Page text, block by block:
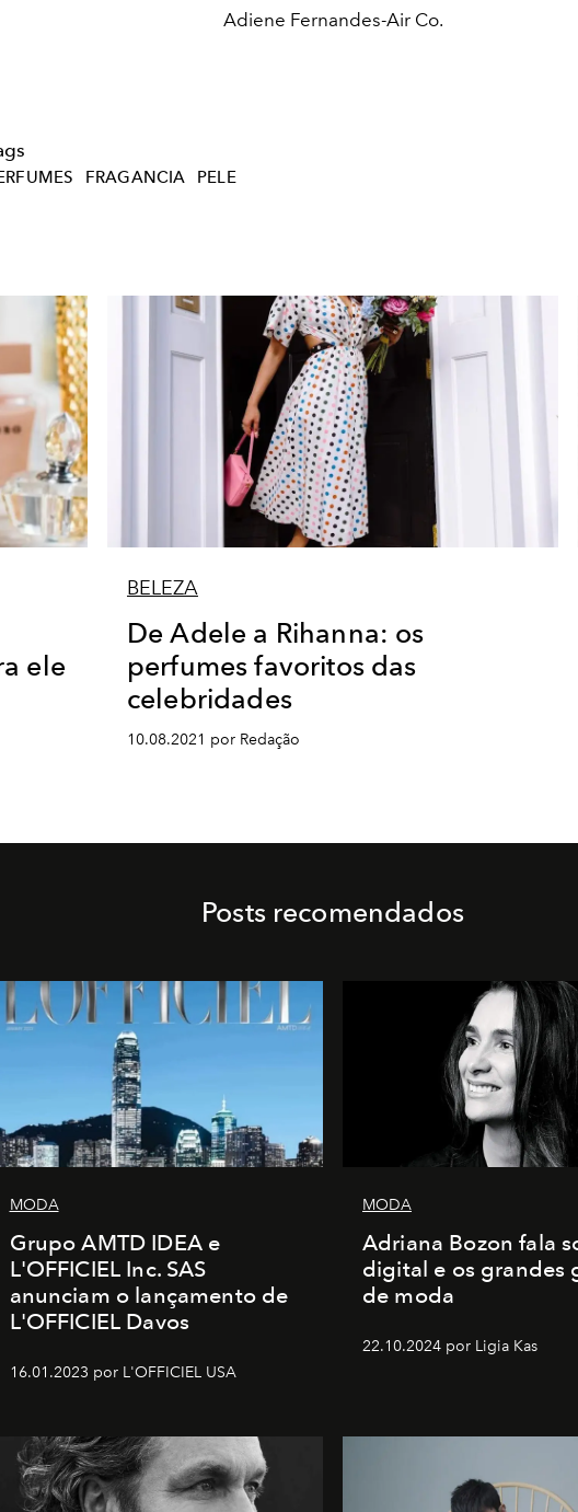
Adiene Fernandes-Air Co.
FRAGANCIA PELE
ele
BELEZA
De Adele a Rihanna: os
perfumes favoritos das
celebridades
10.08.2021 por Redação
Posts recomendados
MODA
Grupo AMTD IDEA e
L'OFFICIEL Inc. SAS
anunciam o lançamento de
L'OFFICIEL Davos
16.01.2023 por L'OFFICIEL USA
MODA
Adriana Bozon fala
digital e os grandes
de moda
22.10.2024 por Ligia Kas